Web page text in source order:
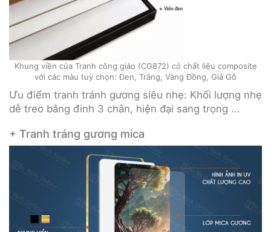
Khung viền của Tranh công giáo (CG872) có chất liệu composite
với các màu tuỳ chọn: Đen, Trắng, Vàng Đồng, Giả Gỗ
Ưu điểm tranh tránh gương siêu nhẹ: Khối lượng nhẹ
dễ treo bằng đinh 3 chân, hiện đại sang trọng ...
+ Tranh tráng gương mica